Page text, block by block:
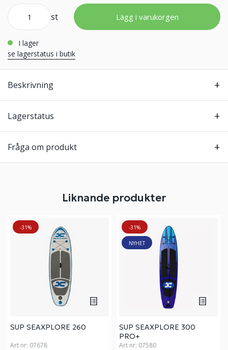
st Lägg i varukorgen
i lager
se lagerstatus i butik
Beskrivning
Lagerstatus
Fråga om produkt
Liknande produkter
-31%
SUP SEAXPLORE 260
Art nr: 07678
-31%
NYHET
SUP SEAXPLORE 300
PRO+
Art nr: 07580